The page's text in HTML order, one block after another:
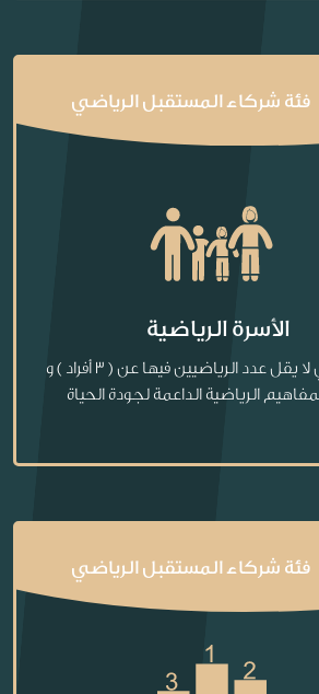
فئة شركاء المستقبل الرياضي
الأسرة الرياضية
الأسر ة التي لا يقل عدد الرياضيين فيها عن ( 3 أفراد ) و
الرياضية الداعمة لجودة الحياة
فئة شركاء المستقبل الرياضي